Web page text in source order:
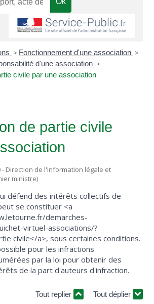
> Fonctionnement d'une association >
d'une association >
civile par une association
de partie civile
- Direction de l'information légale et
ministre)
défend des intérêts collectifs de
se constituer <a
demarches-
virtuel-associations/?
civile</a>, sous certaines conditions.
pour les infractions
par la loi pour obtenir des
de la part d'auteurs d'infraction.
Tout replier Tout déplier